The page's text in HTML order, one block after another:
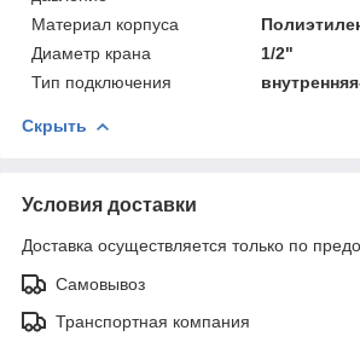
Материал корпуса
Диаметр крана
1/2"
Тип подключения
Скрыть
Условия доставки
Доставка осуществляется только по
Самовывоз
Транспортная компания